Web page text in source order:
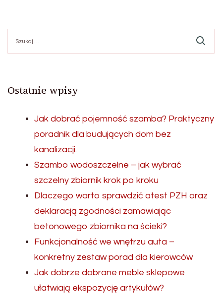
Ostatnie wpisy
Jak dobrać pojemność szamba? Praktyczny
poradnik dla budujących dom bez
kanalizacji.
Szambo wodoszczelne – jak wybrać
szczelny zbiornik krok po kroku
Dlaczego warto sprawdzić atest PZH oraz
deklaracją zgodności zamawiając
betonowego zbiornika na ścieki?
Funkcjonalność we wnętrzu auta –
konkretny zestaw porad dla kierowców
Jak dobrze dobrane meble sklepowe
ułatwiają ekspozycję artykułów?